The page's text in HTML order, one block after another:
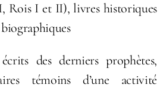
Rois I et II), livres historiques
des derniers prophètes,
témoins d’une activité